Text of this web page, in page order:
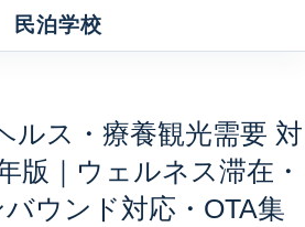
民泊学校
ルス・療養観光需要 対
版｜ウェルネス滞在・
ウンド対応・OTA集